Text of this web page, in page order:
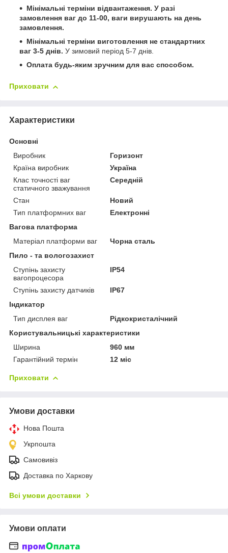
Мінімальні терміни відвантаження. У разі
замовлення ваг до 11-00, ваги вирушають на день
замовлення.
Мінімальні терміни виготовлення не стандартних
ваг 3-5 днів. У зимовий період 5-7 днів.
Оплата будь-яким зручним для вас способом.
Приховати
Характеристики
Основні
Виробник
Горизонт
Країна виробник
Україна
Клас точності ваг
статичного зважування
Середній
Стан
Новий
Тип платформних ваг
Електронні
Вагова платформа
Матеріал платформи ваг
Чорна сталь
Пило - та вологозахист
Ступінь захисту
вагопроцесора
IP54
Ступінь захисту датчиків
IP67
Індикатор
Тип дисплея ваг
Рідкокристалічний
Користувальницькі характеристики
Ширина
960 мм
Гарантійний термін
12 міс
Приховати
Умови доставки
Нова Пошта
Укрпошта
Самовивіз
Доставка по Харкову
Всі умови доставки
Умови оплати